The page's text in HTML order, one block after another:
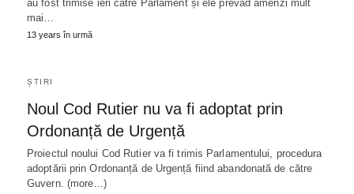
au fost trimise ieri către Parlament și ele prevăd amenzi mult
mai…
13 years în urmă
ȘTIRI
Noul Cod Rutier nu va fi adoptat prin
Ordonanță de Urgență
Proiectul noului Cod Rutier va fi trimis Parlamentului, procedura
adoptării prin Ordonanță de Urgență fiind abandonată de către
Guvern. (more…)